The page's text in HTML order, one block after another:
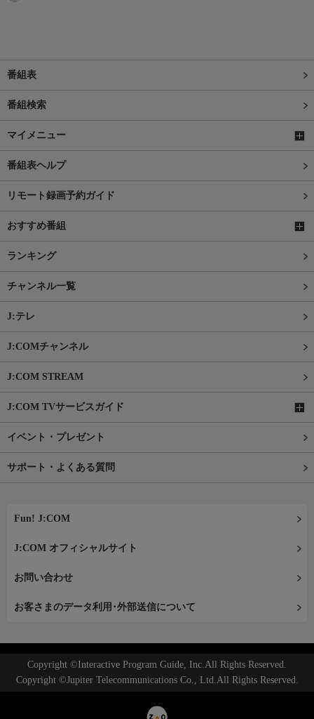
番組表
番組検索
マイメニュー
番組表ヘルプ
リモート録画予約ガイド
おすすめ番組
ランキング
チャンネル一覧
J:テレ
J:COMチャンネル
J:COM STREAM
J:COM TVサービスガイド
イベント・プレゼント
サポート・よくある質問
Fun! J:COM
J:COM オフィシャルサイト
お問い合わせ
お客さまのデータ利用･外部送信について
Copyright ©Interactive Program Guide, Inc.All Rights Reserved.
Copyright ©Jupiter Telecommunications Co., Ltd.All Rights Reserved.